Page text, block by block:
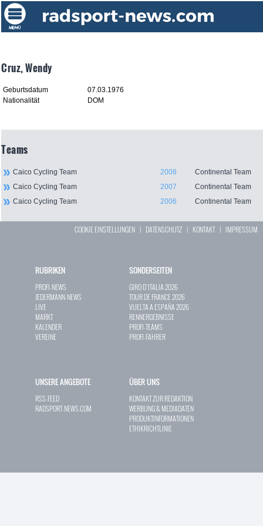
Cruz, Wendy
Geburtsdatum
07.03.1976
Nationalität
DOM
Teams
Caico Cycling Team 2008
Continental Team
Caico Cycling Team
2007
Continental Team
Caico Cycling Team
2006 Continental Team
COOKIE EINSTELLUNGEN | DATENSCHUTZ | KONTAKT| IMPRESSUM
RUBRIKEN
PROFI-NEWS
JEDERMANN-NEWS
LIVE
MARKT
KALENDER
VEREINE
SONDERSEITEN
GIRO D`ITALIA 2026
TOUR DE FRANCE 2026
VUELTA A ESPAÑA 2026
RENNERGEBNISSE
PROFI-TEAMS
PROFI-FAHRER
UNSERE ANGEBOTE
RSS-FEED
RADSPORT-NEWS.COM
ÜBER UNS
KONTAKT ZUR REDAKTION
WERBUNG & MEDIADATEN
PRODUKTINFORMATIONEN
ETHIKRICHTLINIE